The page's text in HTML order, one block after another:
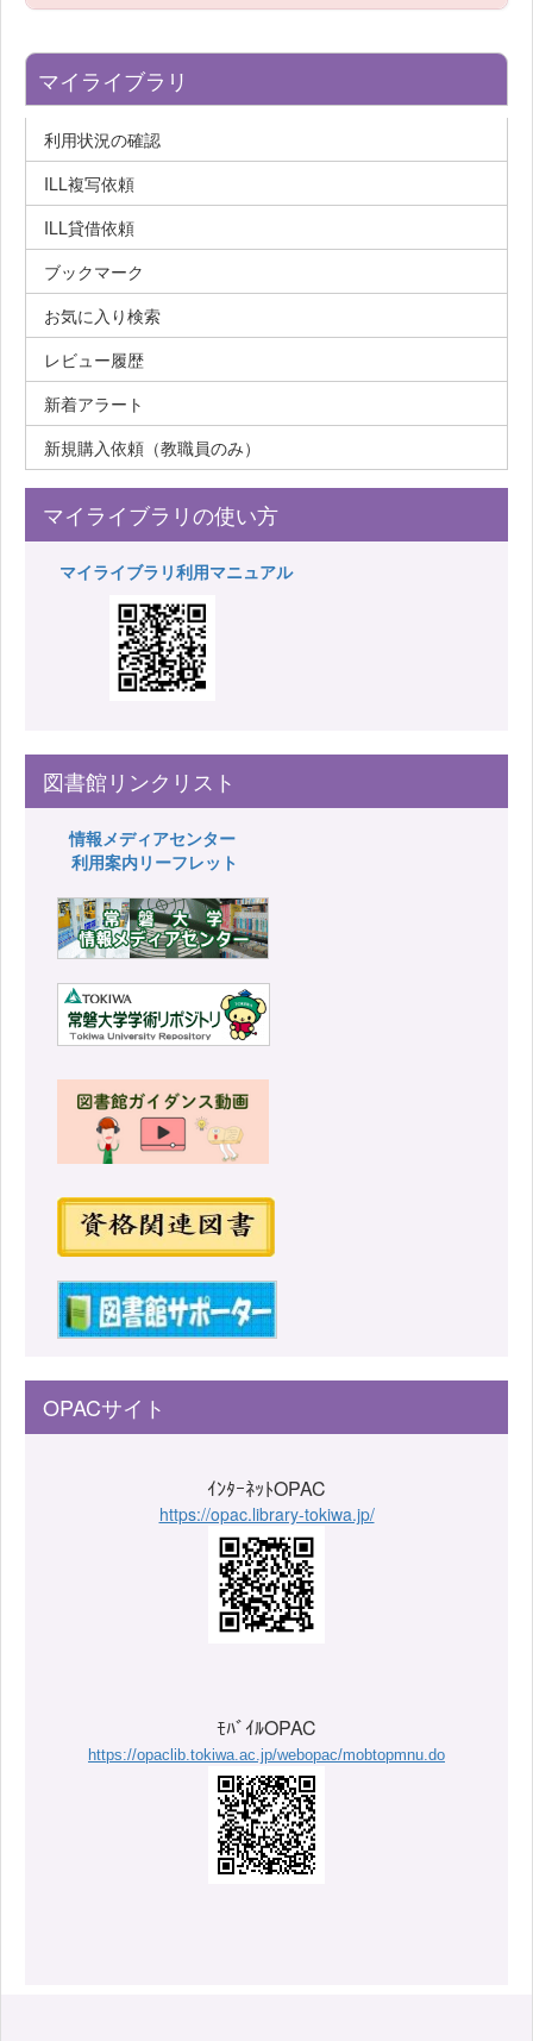
マイライブラリ
利用状況の確認
ILL複写依頼
ILL貸借依頼
ブックマーク
お気に入り検索
レビュー履歴
新着アラート
新規購入依頼（教職員のみ）
マイライブラリの使い方
マイライブラリ利用マニュアル
図書館リンクリスト
情報メディアセンター
利用案内リーフレット
OPACサイト
ｲﾝﾀｰﾈｯﾄOPAC
https://opac.library-tokiwa.jp/
ﾓﾊﾞｲﾙOPAC
https://opaclib.tokiwa.ac.jp/webopac/mobtopmnu.do